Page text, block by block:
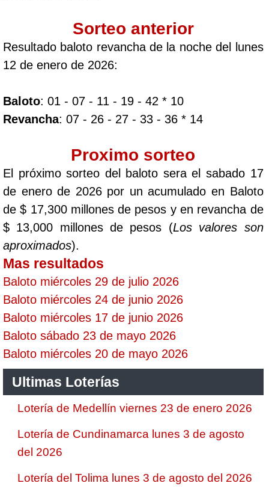
Sorteo anterior
Resultado baloto revancha de la noche del lunes
12 de enero de 2026:
Baloto: 01 - 07 - 11 - 19 - 42 * 10
Revancha: 07 - 26 - 27 - 33 - 36 * 14
Proximo sorteo
El próximo sorteo del baloto sera el sabado 17
de enero de 2026 por un acumulado en Baloto
de $ 17,300 millones de pesos y en revancha de
$ 13,000 millones de pesos (Los valores son
aproximados).
Mas resultados
Baloto miércoles 29 de julio 2026
Baloto miércoles 24 de junio 2026
Baloto miércoles 17 de junio 2026
Baloto sábado 23 de mayo 2026
Baloto miércoles 20 de mayo 2026
Ultimas Loterías
Lotería de Medellín viernes 23 de enero 2026
Lotería de Cundinamarca lunes 3 de agosto
del 2026
Lotería del Tolima lunes 3 de agosto del 2026